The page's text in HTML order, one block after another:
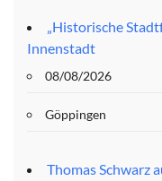
„Historische
Innenstadt
08/08/2026
Göppingen
Thomas Schwarz